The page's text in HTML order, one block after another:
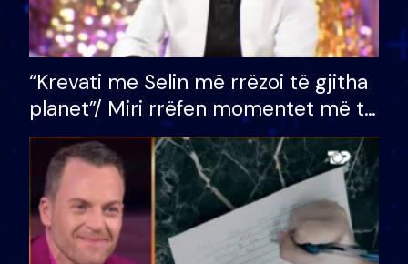
“Krevati me Selin më rrëzoi të gjitha
planet”/ Miri rrëfen momentet më të
bukura në shtëpinë e BB VIP: Do më
mungojë zilja e mëngjesit kur…